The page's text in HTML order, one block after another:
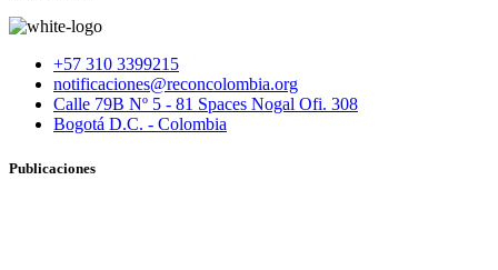
+57 310 3399215
notificaciones@reconcolombia.org
Calle 79B Nº 5 - 81 Spaces Nogal Ofi. 308
Bogotá D.C. - Colombia
Publicaciones